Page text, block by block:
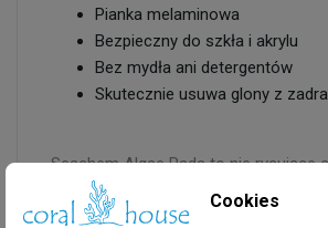
Pianka melaminowa
Bezpieczny do szkła i akrylu
Bez mydła ani detergentów
Skutecznie usuwa glony z
Seachem Algae Pads to nie rysujące
i akrylu. Pianka melaminowa
mikrościerną do łatwego usuwania alg
Cookies